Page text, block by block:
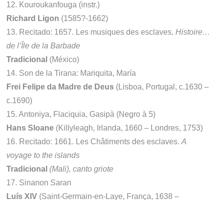
12. Kouroukanfouga (instr.)
Richard Ligon (1585?-1662)
13. Recitado: 1657. Les musiques des esclaves.Histoire…
de l’Île de la Barbade
Tradicional (México)
14. Son de la Tirana: Mariquita, María
Frei Felipe da Madre de Deus (Lisboa, Portugal, c.1630 –
c.1690)
15. Antoniya, Flaciquia, Gasipà (Negro à 5)
Hans Sloane (Killyleagh, Irlanda, 1660 – Londres, 1753)
16. Recitado: 1661. Les Châtiments des esclaves.A
voyage to the islands
Tradicional (Mali), canto griote
17. Sinanon Saran
Luís XIV (Saint-Germain-en-Laye, França, 1638 –